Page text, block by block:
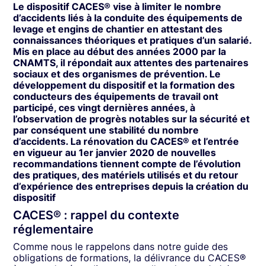
Le dispositif CACES® vise à limiter le nombre
d’accidents liés à la conduite des équipements de
levage et engins de chantier en attestant des
connaissances théoriques et pratiques d’un salarié.
Mis en place au début des années 2000 par la
CNAMTS, il répondait aux attentes des partenaires
sociaux et des organismes de prévention. Le
développement du dispositif et la formation des
conducteurs des équipements de travail ont
participé, ces vingt dernières années, à
l’observation de progrès notables sur la sécurité et
par conséquent une stabilité du nombre
d’accidents. La rénovation du CACES® et l’entrée
en vigueur au 1er janvier 2020 de nouvelles
recommandations tiennent compte de l’évolution
des pratiques, des matériels utilisés et du retour
d’expérience des entreprises depuis la création du
dispositif
CACES® : rappel du contexte
réglementaire
Comme nous le rappelons dans notreguide des
obligations de formations, la délivrance du CACES®